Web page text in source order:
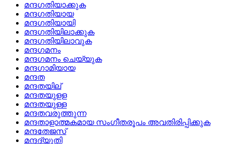
മന്ദഗതിയാക്കുക
മന്ദഗതിയായ
മന്ദഗതിയായി
മന്ദഗതിയിലാക്കുക
മന്ദഗതിയിലാവുക
മന്ദഗമനം
മന്ദഗമനം ചെയ്യുക
മന്ദഗാമിയായ
മന്ദത
മന്ദതയില്
മന്ദതയുളള
മന്ദതയുള്ള
മന്ദതവരുത്തുന്ന
മന്ദതാളാത്മകമായ സംഗീതരൂപം അവതിരിപ്പിക്കുക
മന്ദതേജസ്
മന്ദദ്യുതി